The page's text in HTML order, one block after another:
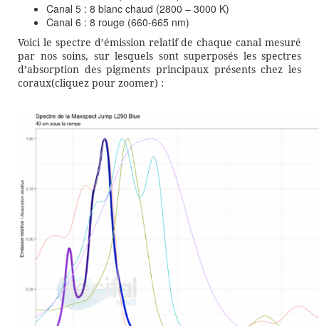
Canal 5 : 8 blanc chaud (2800 – 3000 K)
Canal 6 : 8 rouge (660-665 nm)
Voici le spectre d’émission relatif de chaque canal mesuré
par nos soins, sur lesquels sont superposés les spectres
d’absorption des pigments principaux présents chez les
coraux(cliquez pour zoomer) :